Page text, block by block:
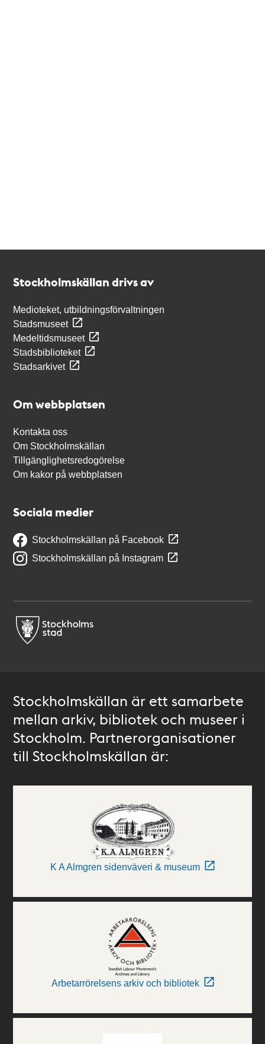
Stockholmskällan drivs av
Medioteket, utbildningsförvaltningen
Stadsmuseet
Medeltidsmuseet
Stadsbiblioteket
Stadsarkivet
Om webbplatsen
Kontakta oss
Om Stockholmskällan
Tillgänglighetsredogörelse
Om kakor på webbplatsen
Sociala medier
Stockholmskällan på Facebook
Stockholmskällan på Instagram
Stockholmskällan är ett samarbete
mellan arkiv, bibliotek och museer i
Stockholm. Partnerorganisationer
till Stockholmskällan är:
K A Almgren sidenväveri & museum
Arbetarrörelsens arkiv och bibliotek